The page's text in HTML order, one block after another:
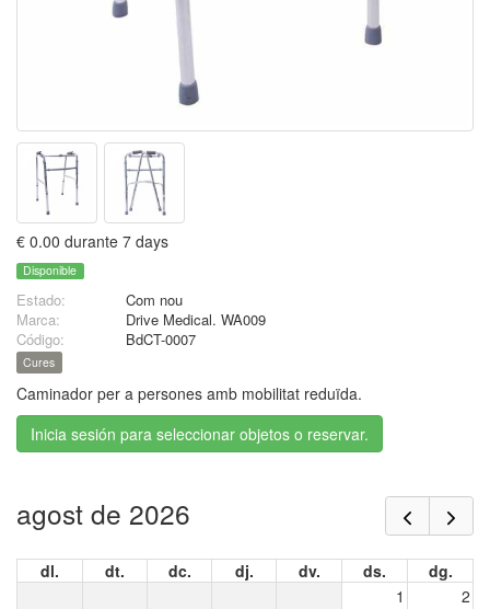
€ 0.00 durante 7 days
Disponible
Estado:
Com nou
Marca:
Drive Medical. WA009
Código:
BdCT-0007
Cures
Caminador per a persones amb mobilitat reduïda.
Inicia sesión para seleccionar objetos o reservar.
agost de 2026
dl. dt. dc. dj. dv. ds.
dg.
1
2